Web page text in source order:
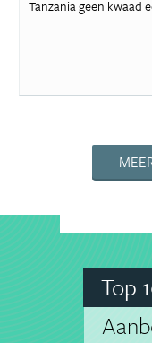
Tanzania geen kwaad
Top